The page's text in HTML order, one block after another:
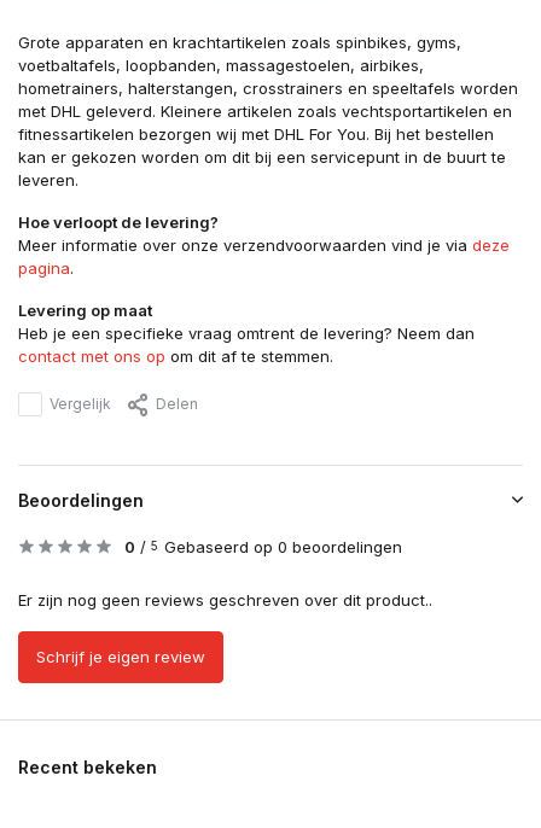
Grote apparaten en krachtartikelen zoals spinbikes, gyms,
voetbaltafels, loopbanden, massagestoelen, airbikes,
hometrainers, halterstangen, crosstrainers en speeltafels worden
met DHL geleverd. Kleinere artikelen zoals vechtsportartikelen en
fitnessartikelen bezorgen wij met DHL For You. Bij het bestellen
kan er gekozen worden om dit bij een servicepunt in de buurt te
leveren.
Hoe verloopt de levering?
Meer informatie over onze verzendvoorwaarden vind je via deze
pagina.
Levering op maat
Heb je een specifieke vraag omtrent de levering? Neem dan
contact met ons op om dit af te stemmen.
Vergelijk Delen
Beoordelingen
0 / 5 Gebaseerd op 0 beoordelingen
Er zijn nog geen reviews geschreven over dit product..
Schrijf je eigen review
Recent bekeken